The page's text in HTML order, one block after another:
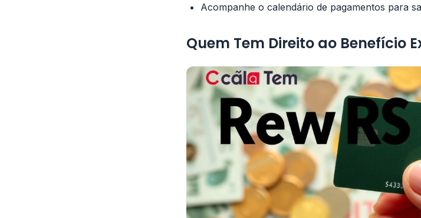
Acompanhe o calendário de pagamentos para
Quem Tem Direito ao Benefício